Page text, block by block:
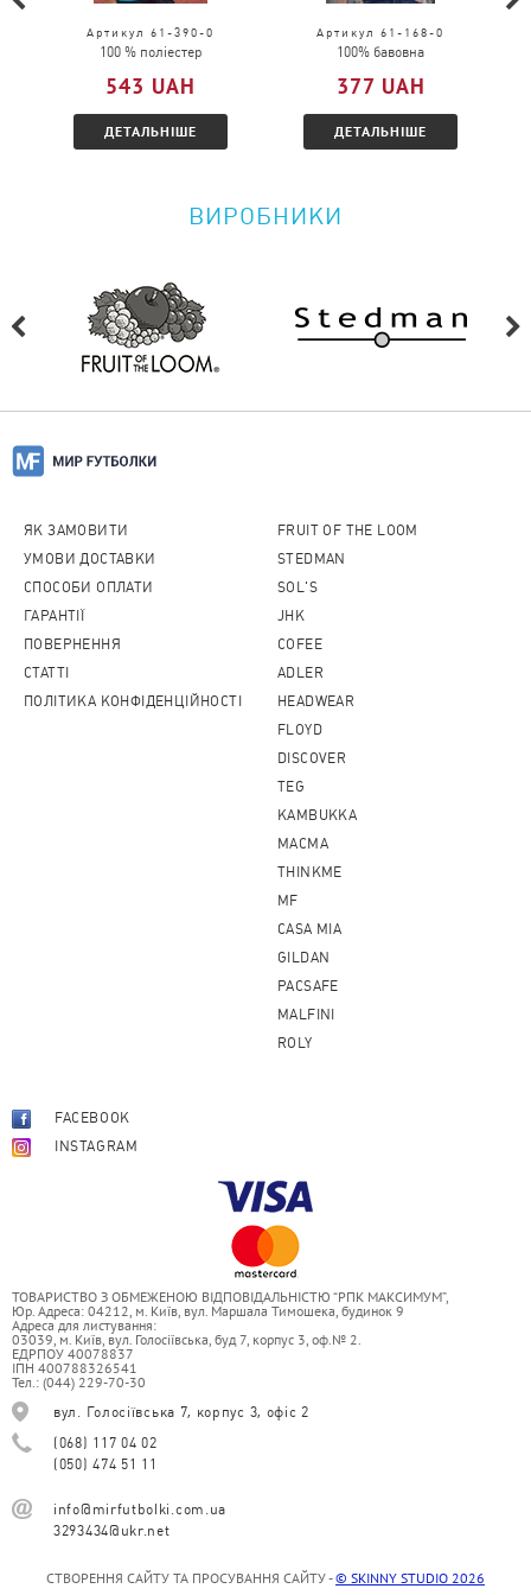
Чи можна повернути товар?
Будь ласка, перейдіть за посиланнямі
ознайомтеся з умовами.
Артикул 61-390-0
100 % поліестер
543 UAH
ДЕТАЛЬНІШЕ
Артикул 61-168-0
100% бавовна
377 UAH
ДЕТАЛЬНІШЕ
ВИРОБНИКИ
ЯК ЗАМОВИТИ
УМОВИ ДОСТАВКИ
СПОСОБИ ОПЛАТИ
ГАРАНТІЇ
ПОВЕРНЕННЯ
CТАТТІ
ПОЛІТИКА КОНФІДЕНЦІЙНОСТІ
FRUIT OF THE LOOM
STEDMAN
SOL'S
JHK
COFEE
ADLER
HEADWEAR
FLOYD
DISCOVER
TEG
KAMBUKKA
MACMA
THINKME
MF
CASA MIA
GILDAN
PACSAFE
MALFINI
ROLY
FACEBOOK
INSTAGRAM
ТОВАРИСТВО З ОБМЕЖЕНОЮ ВІДПОВІДАЛЬНІСТЮ “РПК МАКСИМУМ”,
Юр. Адреса: 04212, м. Київ, вул. Маршала Тимошека, будинок 9
Адреса для листування:
03039, м. Київ, вул. Голосіївська, буд 7, корпус 3, оф.№ 2.
ЕДРПОУ 40078837
ІПН 400788326541
Тел.: (044) 229-70-30
вул. Голосіївська 7, корпус 3, офіс 2
(068) 117 04 02
(050) 474 51 11
info@mirfutbolki.com.ua
3293434@ukr.net
СТВОРЕННЯ САЙТУ ТА ПРОСУВАННЯ САЙТУ -© SKINNY STUDIO 2026